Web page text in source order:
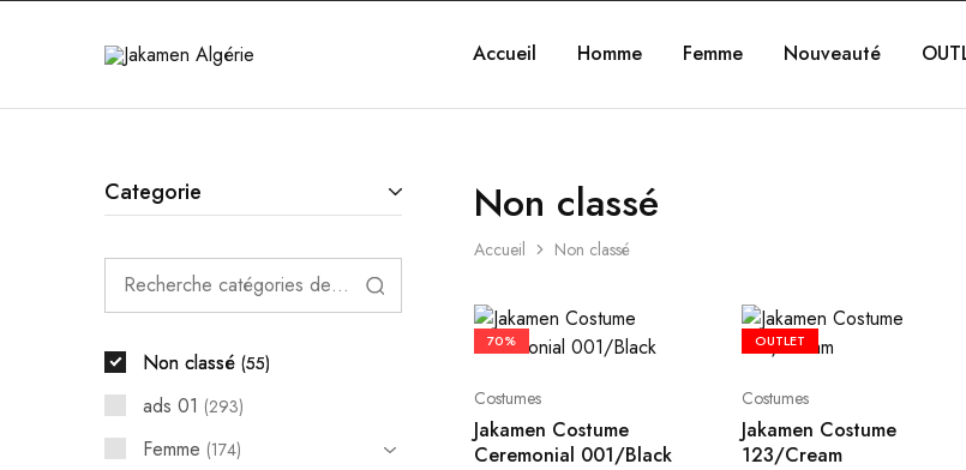
Jakamen Accueil Homme Femme Nouveauté
Non classé
Accueil Non classé
70%
Costumes
Jakamen Costume
Ceremonial 001/Black
OUTLET
Costumes
Jakamen Costume
123/Cream
Categorie
Non classé 55
ads 01 293
Femme 174